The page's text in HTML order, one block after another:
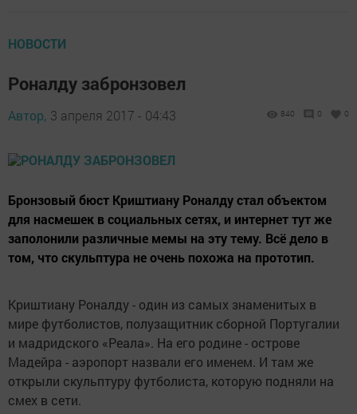
НОВОСТИ
Роналду забронзовел
Автор, 3 апреля 2017 - 04:43 840 0 0
Бронзовый бюст Криштиану Роналду стал объектом
для насмешек в социальных сетях, и интернет тут же
заполонили различные мемы на эту тему. Всё дело в
том, что скульптура не очень похожа на прототип.
Криштиану Роналду - один из самых знаменитых в
мире футболистов, полузащитник сборной Португалии
и мадридского «Реала». На его родине - острове
Мадейра - аэропорт назвали его именем. И там же
открыли скульптуру футболиста, которую подняли на
смех в сети.